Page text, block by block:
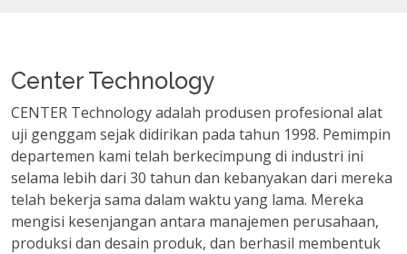
Center Technology
CENTER Technology adalah produsen profesional alat
uji genggam sejak didirikan pada tahun 1998. Pemimpin
departemen kami telah berkecimpung di industri ini
selama lebih dari 30 tahun dan kebanyakan dari mereka
telah bekerja sama dalam waktu yang lama. Mereka
mengisi kesenjangan antara manajemen perusahaan,
produksi dan desain produk, dan berhasil membentuk